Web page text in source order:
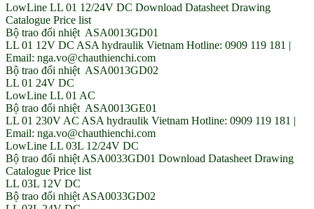
LowLine LL 01 12/24V DC Download Datasheet Drawing
Catalogue Price list
Bộ trao đổi nhiệt ASA0013GD01
LL 01 12V DC ASA hydraulik Vietnam Hotline: 0909 119 181 |
Email: nga.vo@chauthienchi.com
Bộ trao đổi nhiệt ASA0013GD02
LL 01 24V DC
LowLine LL 01 AC
Bộ trao đổi nhiệt ASA0013GE01
LL 01 230V AC ASA hydraulik Vietnam Hotline: 0909 119 181 |
Email: nga.vo@chauthienchi.com
LowLine LL 03L 12/24V DC
Bộ trao đổi nhiệt ASA0033GD01 Download Datasheet Drawing
Catalogue Price list
LL 03L 12V DC
Bộ trao đổi nhiệt ASA0033GD02